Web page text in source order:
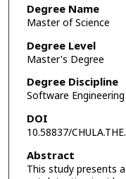
Degree Name
Master of Science
Degree Level
Master's Degree
Degree Discipline
Software Engineering
DOI
10.58837/
Abstract
This study presents